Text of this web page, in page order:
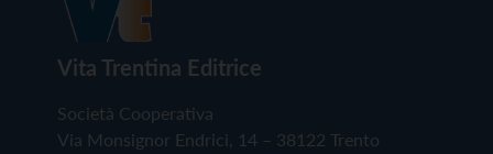
Vita Trentina Editrice
Società Cooperativa
Via Monsignor Endrici, 14 – 38122 Trento